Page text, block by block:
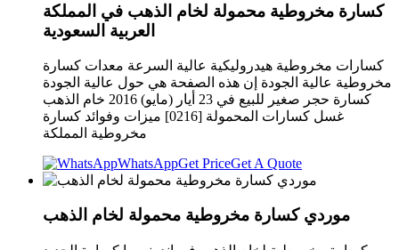
كسارة مخروطية محمولة لخام الذهب في المملكة
العربية السعودية
كسارات مخروطية هيدروليكية عالية السرعة معدات كسارة
مخروطية عالية الجودة إن هذه الصفحة هي حول عالية الجودة
كسارة حجر صغير للبيع في 23 أيار (مايو) 2016 خام الذهب
غسل كسارات المحمولة [0216] ميزات وفوائد كسارة
مخروطية المملكة
WhatsAppGet PriceGet A Quote
موردي كسارة مخروطية محمولة لخام الذهب